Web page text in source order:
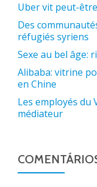
Uber vit peut-
Des
réfugiés syriens
Sexe au bel âge:
Alibaba: vitrine
en Chine
Les employés
médiateur